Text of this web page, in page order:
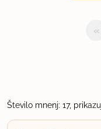
23.10.2006 ob 12:59
«
Število mnenj: 17,